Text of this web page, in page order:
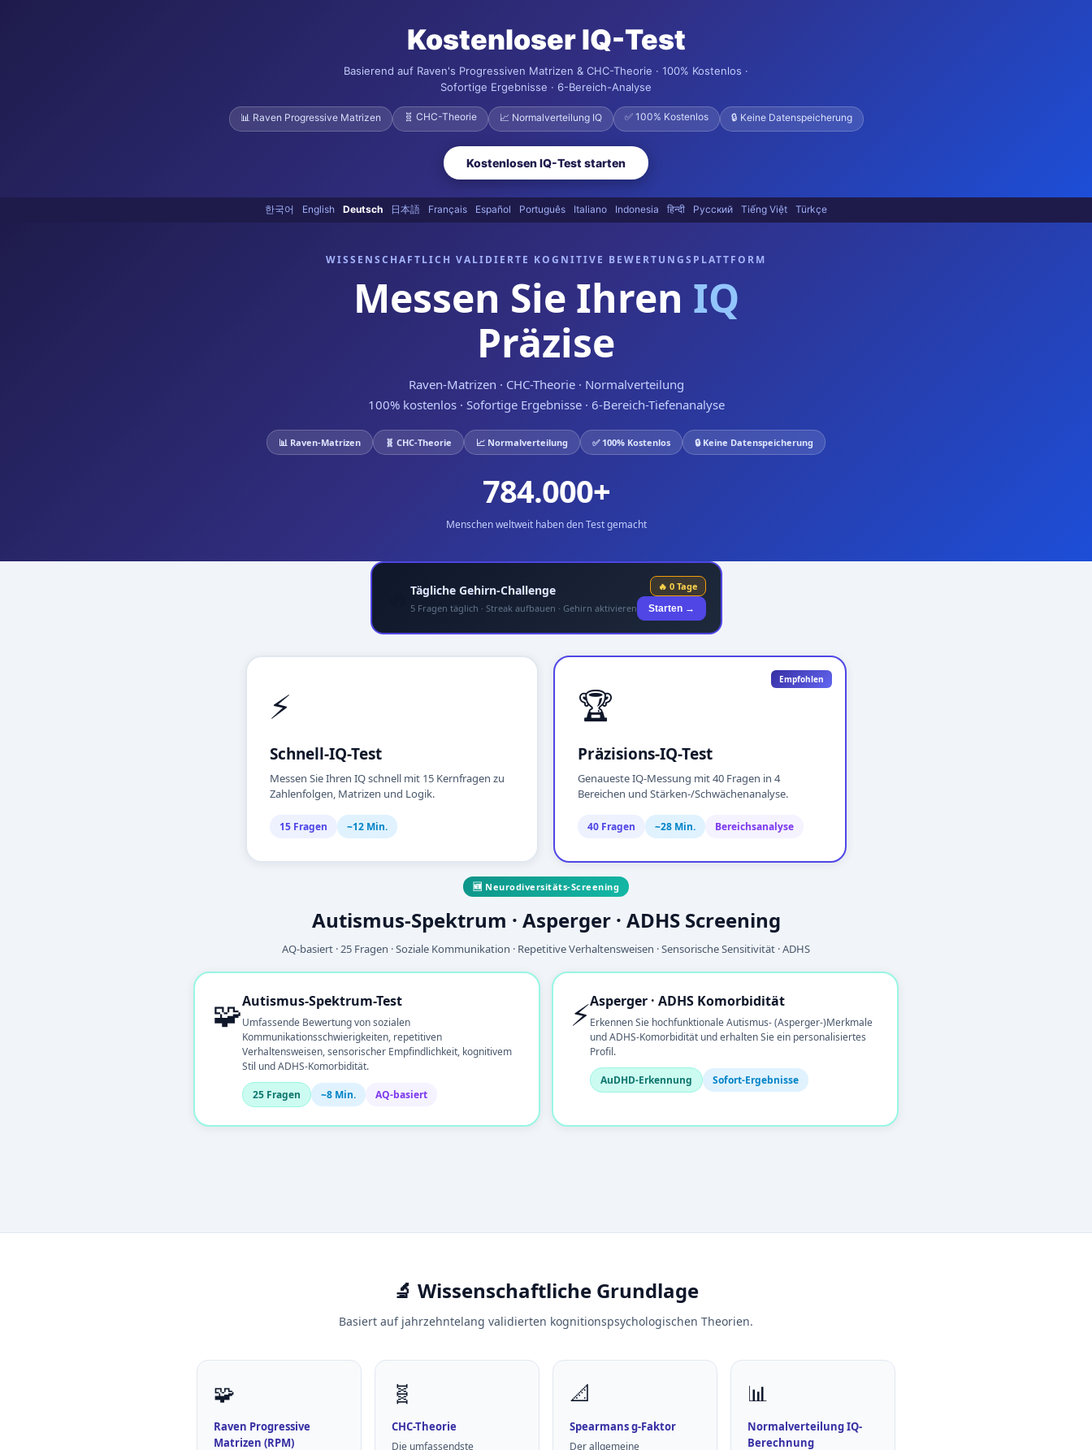
Kostenloser IQ-Test
Basierend auf Raven's Progressiven Matrizen & CHC-Theorie · 100% Kostenlos ·
Sofortige Ergebnisse · 6-Bereich-Analyse
📊 Raven Progressive Matrizen 🧬 CHC-Theorie 📈 Normalverteilung IQ ✅ 100% Kostenlos 🔒 Keine Datenspeicherung
Kostenlosen IQ-Test starten
한국어 English Deutsch 日本語 Français Español Português Italiano Indonesia हिन्दी Русский Tiếng Việt Türkçe